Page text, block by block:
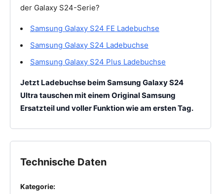
der Galaxy S24-Serie?
Samsung Galaxy S24 FE Ladebuchse
Samsung Galaxy S24 Ladebuchse
Samsung Galaxy S24 Plus Ladebuchse
Jetzt Ladebuchse beim Samsung Galaxy S24
Ultra tauschen mit einem Original Samsung
Ersatzteil und voller Funktion wie am ersten Tag.
Technische Daten
Kategorie: